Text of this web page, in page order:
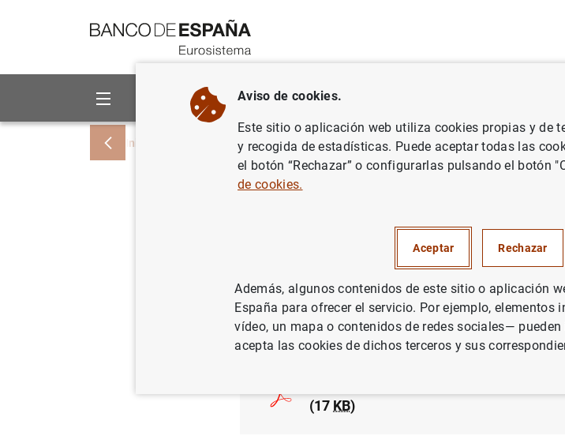
Sobre el Banco Áreas de actuación
Inicio Noticias y eventos Noticias del Banco Central Europeo Notas de
22 de febrero de 2013
ESPAÑA POLÍTICA MONETARIA
(17 KB)
Aviso de cookies.
Este sitio o aplicación web utiliza cookies propias y de
y recogida de estadísticas. Puede aceptar todas las
el botón “Rechazar” o configurarlas pulsando el botón
de cookies.
Aceptar Rechazar
Además, algunos contenidos de este sitio o aplicación
España para ofrecer el servicio. Por ejemplo,
vídeo, un mapa o contenidos de redes sociales—
acepta las cookies de dichos terceros y sus